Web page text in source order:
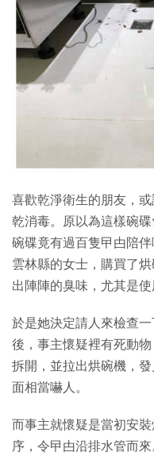
喜歡乾淨衛生的朋友，
乾消毒。原以為這樣碗
碗碟竟有過百隻曱甴陪
雲林縣的女士，購買了
出陣陣的臭味，尤其是
於是她決定請人來檢查
後，事主懷疑裡有死動
拆開，並拉出烘碗機，
面相當嚇人。
而事主就懷疑是當初安
序，令曱甴沿排水管而